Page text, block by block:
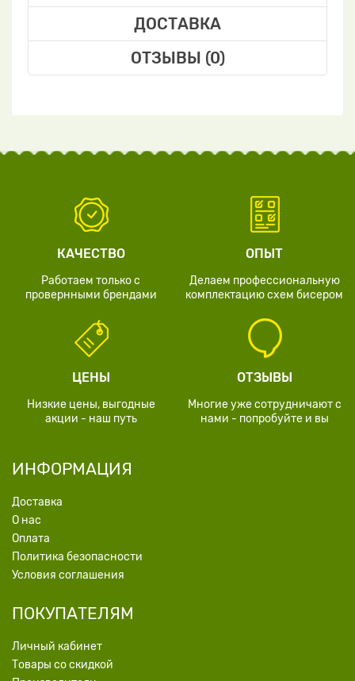
ДОСТАВКА
ОТЗЫВЫ (0)
КАЧЕСТВО
Работаем только с
провернными брендами
ОПЫТ
Делаем профессиональную
комплектацию схем бисером
ЦЕНЫ
Низкие цены, выгодные
акции - наш путь
ОТЗЫВЫ
Многие уже сотрудничают с
нами - попробуйте и вы
ИНФОРМАЦИЯ
Доставка
О нас
Оплата
Политика безопасности
Условия соглашения
ПОКУПАТЕЛЯМ
Личный кабинет
Товары со скидкой